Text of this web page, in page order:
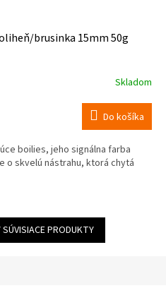
oliheň/brusinka 15mm 50g
Skladom
Do košíka
boilies, jeho signálna farba
o skvelú nástrahu, ktorá chytá
PRODUKTY